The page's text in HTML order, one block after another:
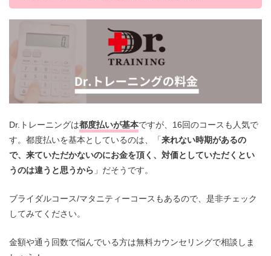
Dr.トレーニングは都度払いが基本ですが、16回のコースも人気で
す。都度払いを基本としているのは、「来れない時期があるの
で、来ていただかないのにお金を頂く、対価としていただくとい
うのは違うと思うから 」だそうです。
ブライダルコース/マタニティーコースもあるので、是非チェック
してみてください。
金額や通う回数で悩んでいる方は無料カウンセリングで相談しま